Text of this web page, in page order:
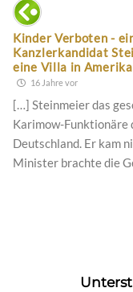
Kinder Verboten -
Kanzlerkandidat
eine Villa in
16 Jahre vor
[…] Steinmeier das
Karimow-Funktionäre
Deutschland. Er kam
Minister brachte die